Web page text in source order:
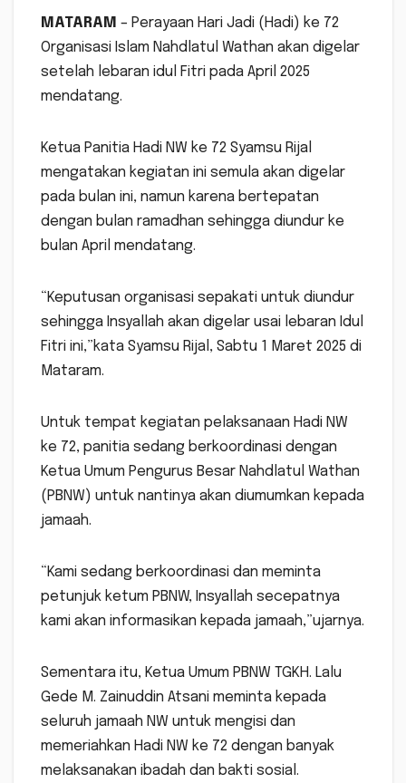
MATARAM – Perayaan Hari Jadi (Hadi) ke 72
Organisasi Islam Nahdlatul Wathan akan digelar
setelah lebaran idul Fitri pada April 2025
mendatang.
Ketua Panitia Hadi NW ke 72 Syamsu Rijal
mengatakan kegiatan ini semula akan digelar
pada bulan ini, namun karena bertepatan
dengan bulan ramadhan sehingga diundur ke
bulan April mendatang.
“Keputusan organisasi sepakati untuk diundur
sehingga Insyallah akan digelar usai lebaran Idul
Fitri ini,”kata Syamsu Rijal, Sabtu 1 Maret 2025 di
Mataram.
Untuk tempat kegiatan pelaksanaan Hadi NW
ke 72, panitia sedang berkoordinasi dengan
Ketua Umum Pengurus Besar Nahdlatul Wathan
(PBNW) untuk nantinya akan diumumkan kepada
jamaah.
“Kami sedang berkoordinasi dan meminta
petunjuk ketum PBNW, Insyallah secepatnya
kami akan informasikan kepada jamaah,”ujarnya.
Sementara itu, Ketua Umum PBNW TGKH. Lalu
Gede M. Zainuddin Atsani meminta kepada
seluruh jamaah NW untuk mengisi dan
memeriahkan Hadi NW ke 72 dengan banyak
melaksanakan ibadah dan bakti sosial.